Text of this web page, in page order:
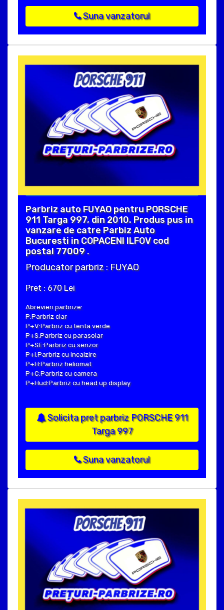
Suna vanzatorul
Parbriz auto FUYAO pentru PORSCHE
911 Targa 997, din 2010. Produs pus in
vanzare de catre Parbiz Auto
Bucuresti in COPACENI ILFOV cod
postal 77009 .
Producator parbriz : FUYAO
Pret : 670 Lei
Abrevieri parbrize:
P:Parbriz clar
P+V:Parbriz cu tenta verde
P+S:Parbriz cu parasolar
P+SE:Parbriz cu senzor
P+I:Parbriz cu incalzire
P+H:Parbriz heliomat
P+C:Parbriz cu camera
P+Hud:Parbriz cu head up display
Solicita pret parbriz PORSCHE 911
Targa 997
Suna vanzatorul